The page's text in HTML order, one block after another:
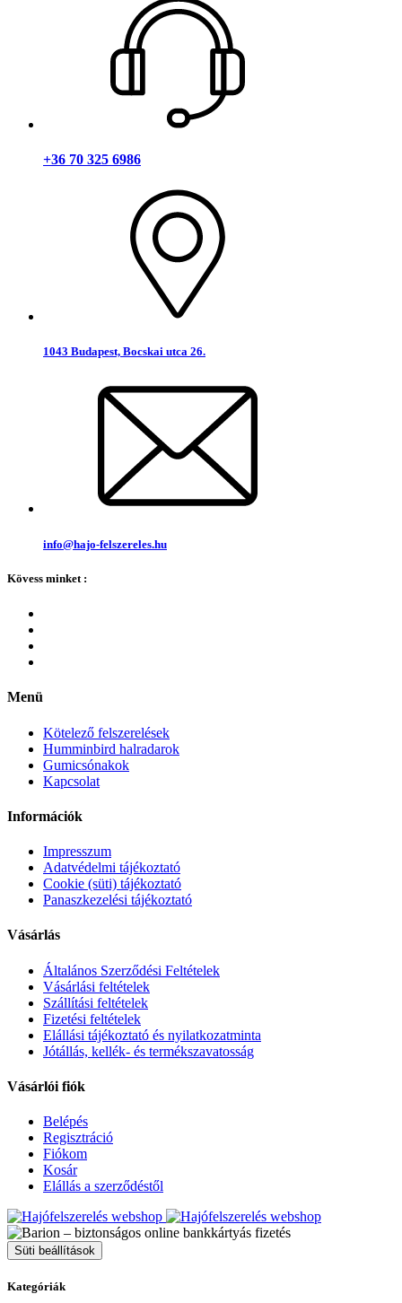
+36 70 325 6986
1043 Budapest, Bocskai utca 26.
info@hajo-felszereles.hu
Kövess minket :
Menü
Kötelező felszerelések
Humminbird halradarok
Gumicsónakok
Kapcsolat
Információk
Impresszum
Adatvédelmi tájékoztató
Cookie (süti) tájékoztató
Panaszkezelési tájékoztató
Vásárlás
Általános Szerződési Feltételek
Vásárlási feltételek
Szállítási feltételek
Fizetési feltételek
Elállási tájékoztató és nyilatkozatminta
Jótállás, kellék- és termékszavatosság
Vásárlói fiók
Belépés
Regisztráció
Fiókom
Kosár
Elállás a szerződéstől
Süti beállítások
Kategóriák